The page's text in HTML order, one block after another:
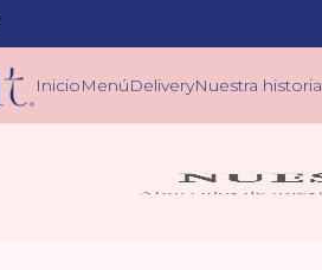
InicioMenúDeliveryNuestra historia